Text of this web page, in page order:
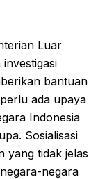
Luar
bantuan
ada upaya
Indonesia
Sosialisasi
yang tidak jelas
negara